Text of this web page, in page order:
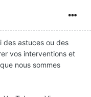
des astuces ou des
vos interventions et
nous sommes